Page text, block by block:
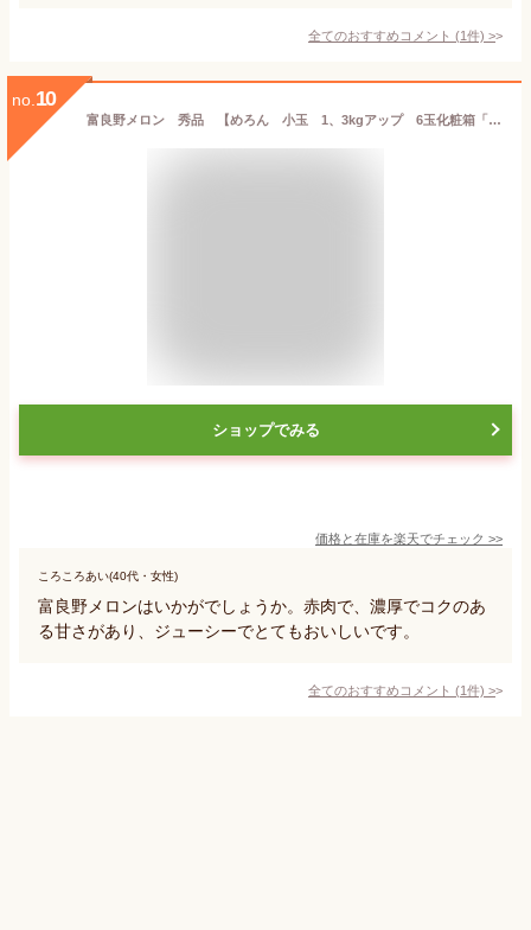
全てのおすすめコメント (1件) >
no. 10
富良野メロン 秀品 【めろん 小玉 1、3kgアップ 6玉化粧箱「送料込み」お中元 ご贈答 ギフト
ショップでみる
価格と在庫を楽天でチェック >>
ころころあい(40代・女性)
富良野メロンはいかがでしょうか。赤肉で、濃厚でコクのあ
る甘さがあり、ジューシーでとてもおいしいです。
全てのおすすめコメント (1件) >